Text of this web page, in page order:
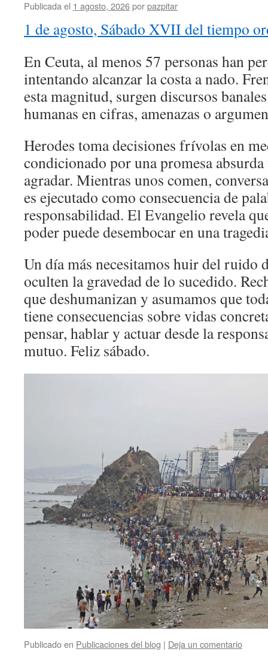
Publicada el 1 agosto, 2026porpazpitar
1 de agosto, Sábado XVII del tiempo
En Ceuta, al menos 57 personas han
intentando alcanzar la costa a nado.
esta magnitud, surgen discursos
humanas en cifras, amenazas o
Herodes toma decisiones frívolas en
condicionado por una promesa
agradar. Mientras unos comen,
es ejecutado como consecuencia de
responsabilidad. El Evangelio revela
poder puede desembocar en una
Un día más necesitamos huir del ruido
oculten la gravedad de lo sucedido.
que deshumanizan y asumamos que
tiene consecuencias sobre vidas
pensar, hablar y actuar desde la
mutuo. Feliz sábado.
Publicado en Publicaciones del blog | Deja un comentario